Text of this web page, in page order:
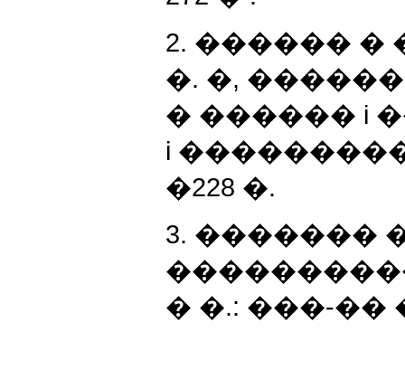
2. ������ �
�. �, ������
� ������ i
i ���������
�228 �.
3. �������
� �.: ���-��